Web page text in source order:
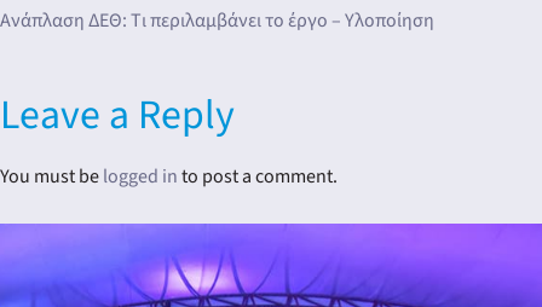
Ανάπλαση ΔΕΘ: Tι περιλαμβάνει το έργο – Υλοποίηση
Leave a Reply
You must belogged into post a comment.